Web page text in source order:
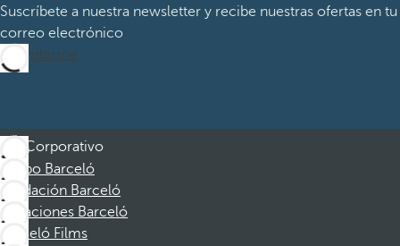
Suscríbete a nuestra newsletter y recibe nuestras ofertas en tu
correo electrónico
Suscribirme
Corporativo
Grupo Barceló
Fundación Barceló
Vacaciones Barceló
Barceló Films